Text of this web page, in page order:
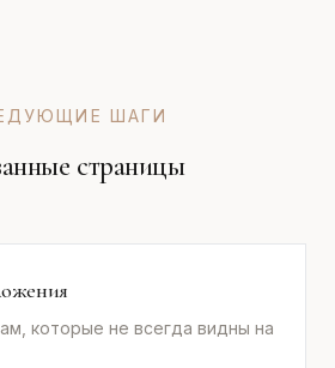
ШАГИ
страницы
которые не всегда видны на